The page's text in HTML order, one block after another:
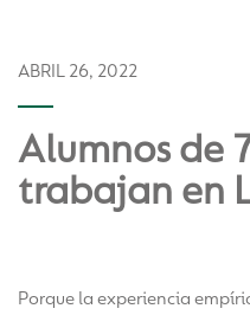
ABRIL 26, 2022
Alumnos de
trabajan en
Porque la experiencia